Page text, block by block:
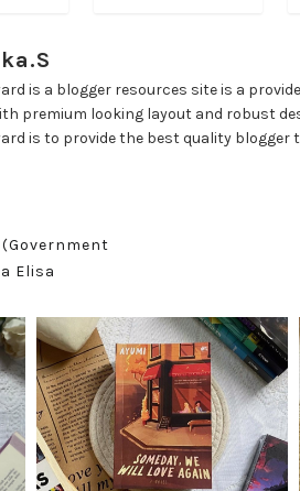
is a blogger resources site is a
premium looking layout and robust
is to provide the best quality blogger
Elisa